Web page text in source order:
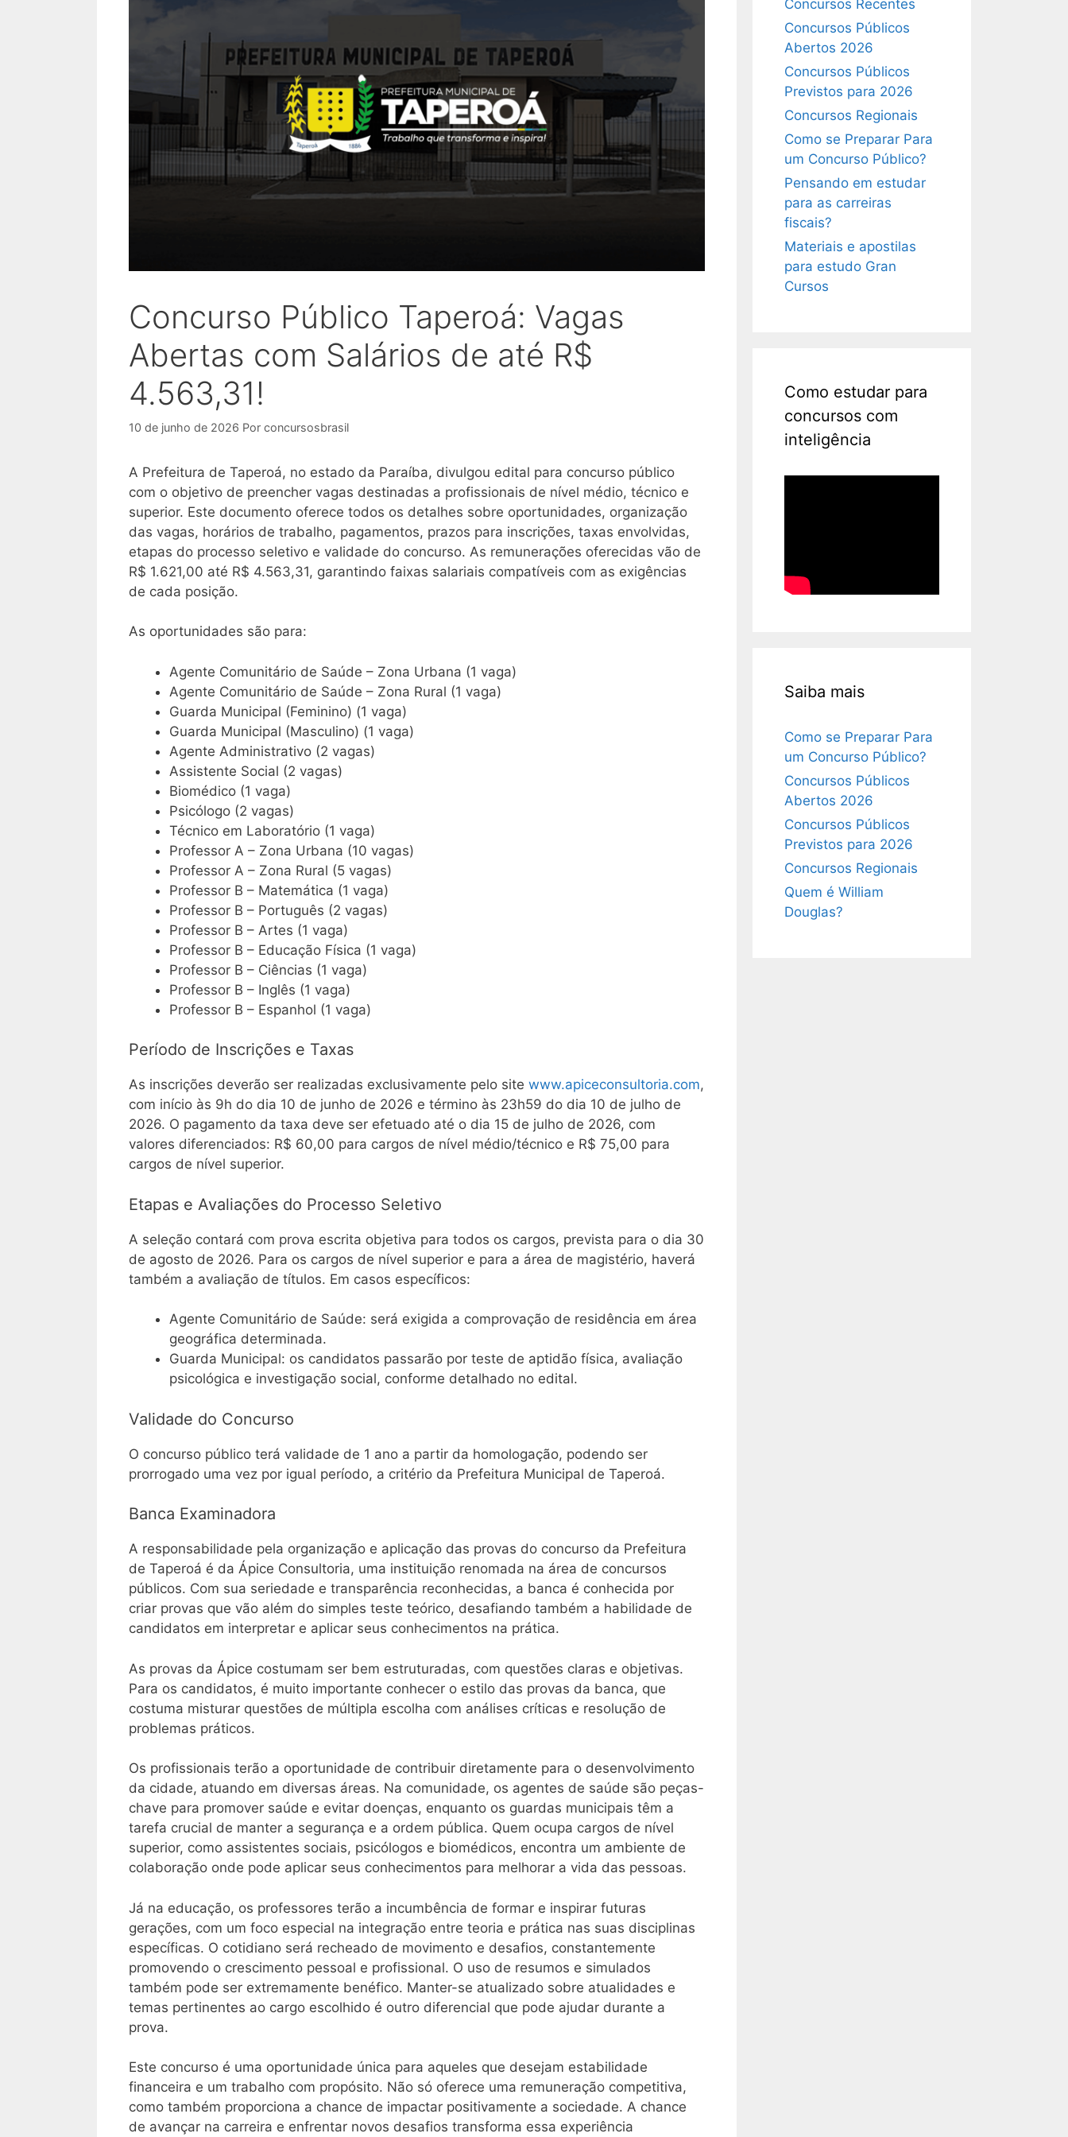
Concurso Público Taperoá: Vagas
Abertas com Salários de até R$
4.563,31!
10 de junho de 2026 Por concursosbrasil
A Prefeitura de Taperoá, no estado da Paraíba, divulgou edital para concurso público
com o objetivo de preencher vagas destinadas a profissionais de nível médio, técnico e
superior. Este documento oferece todos os detalhes sobre oportunidades, organização
das vagas, horários de trabalho, pagamentos, prazos para inscrições, taxas envolvidas,
etapas do processo seletivo e validade do concurso. As remunerações oferecidas vão de
R$ 1.621,00 até R$ 4.563,31, garantindo faixas salariais compatíveis com as exigências
de cada posição.
As oportunidades são para:
Agente Comunitário de Saúde – Zona Urbana (1 vaga)
Agente Comunitário de Saúde – Zona Rural (1 vaga)
Guarda Municipal (Feminino) (1 vaga)
Guarda Municipal (Masculino) (1 vaga)
Agente Administrativo (2 vagas)
Assistente Social (2 vagas)
Biomédico (1 vaga)
Psicólogo (2 vagas)
Técnico em Laboratório (1 vaga)
Professor A – Zona Urbana (10 vagas)
Professor A – Zona Rural (5 vagas)
Professor B – Matemática (1 vaga)
Professor B – Português (2 vagas)
Professor B – Artes (1 vaga)
Professor B – Educação Física (1 vaga)
Professor B – Ciências (1 vaga)
Professor B – Inglês (1 vaga)
Professor B – Espanhol (1 vaga)
Período de Inscrições e Taxas
As inscrições deverão ser realizadas exclusivamente pelo site www.apiceconsultoria.com,
com início às 9h do dia 10 de junho de 2026 e término às 23h59 do dia 10 de julho de
2026. O pagamento da taxa deve ser efetuado até o dia 15 de julho de 2026, com
valores diferenciados: R$ 60,00 para cargos de nível médio/técnico e R$ 75,00 para
cargos de nível superior.
Etapas e Avaliações do Processo Seletivo
A seleção contará com prova escrita objetiva para todos os cargos, prevista para o dia 30
de agosto de 2026. Para os cargos de nível superior e para a área de magistério, haverá
também a avaliação de títulos. Em casos específicos:
Agente Comunitário de Saúde: será exigida a comprovação de residência em área
geográfica determinada.
Guarda Municipal: os candidatos passarão por teste de aptidão física, avaliação
psicológica e investigação social, conforme detalhado no edital.
Validade do Concurso
O concurso público terá validade de 1 ano a partir da homologação, podendo ser
prorrogado uma vez por igual período, a critério da Prefeitura Municipal de Taperoá.
Banca Examinadora
A responsabilidade pela organização e aplicação das provas do concurso da Prefeitura
de Taperoá é da Ápice Consultoria, uma instituição renomada na área de concursos
públicos. Com sua seriedade e transparência reconhecidas, a banca é conhecida por
criar provas que vão além do simples teste teórico, desafiando também a habilidade de
candidatos em interpretar e aplicar seus conhecimentos na prática.
As provas da Ápice costumam ser bem estruturadas, com questões claras e objetivas.
Para os candidatos, é muito importante conhecer o estilo das provas da banca, que
costuma misturar questões de múltipla escolha com análises críticas e resolução de
problemas práticos.
Os profissionais terão a oportunidade de contribuir diretamente para o desenvolvimento
da cidade, atuando em diversas áreas. Na comunidade, os agentes de saúde são peças-
chave para promover saúde e evitar doenças, enquanto os guardas municipais têm a
tarefa crucial de manter a segurança e a ordem pública. Quem ocupa cargos de nível
superior, como assistentes sociais, psicólogos e biomédicos, encontra um ambiente de
colaboração onde pode aplicar seus conhecimentos para melhorar a vida das pessoas.
Já na educação, os professores terão a incumbência de formar e inspirar futuras
gerações, com um foco especial na integração entre teoria e prática nas suas disciplinas
específicas. O cotidiano será recheado de movimento e desafios, constantemente
promovendo o crescimento pessoal e profissional. O uso de resumos e simulados
também pode ser extremamente benéfico. Manter-se atualizado sobre atualidades e
temas pertinentes ao cargo escolhido é outro diferencial que pode ajudar durante a
prova.
Este concurso é uma oportunidade única para aqueles que desejam estabilidade
financeira e um trabalho com propósito. Não só oferece uma remuneração competitiva,
como também proporciona a chance de impactar positivamente a sociedade. A chance
de avançar na carreira e enfrentar novos desafios transforma essa experiência
Concursos Recentes
Concursos Públicos
Abertos 2026
Concursos Públicos
Previstos para 2026
Concursos Regionais
Como se Preparar Para
um Concurso Público?
Pensando em estudar
para as carreiras
fiscais?
Materiais e apostilas
para estudo Gran
Cursos
Como estudar para
concursos com
inteligência
Saiba mais
Como se Preparar Para
um Concurso Público?
Concursos Públicos
Abertos 2026
Concursos Públicos
Previstos para 2026
Concursos Regionais
Quem é William
Douglas?